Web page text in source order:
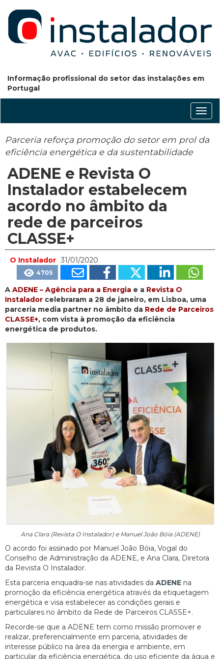
Informação profissional do setor das instalações em
Portugal
Parceria reforça promoção do setor em prol da
eficiência energética e da sustentabilidade
ADENE e Revista O
Instalador estabelecem
acordo no âmbito da
rede de parceiros
CLASSE+
O Instalador 31/01/2020
4705
A ADENE – Agência para a Energia e a Revista O
Instalador celebraram a 28 de janeiro, em Lisboa, uma
parceria media partner no âmbito da Rede de Parceiros
CLASSE+, com vista à promoção da eficiência
energética de produtos.
Ana Clara (Revista O Instalador) e Manuel João Bóia (ADENE)
O acordo foi assinado por Manuel João Bóia, Vogal do
Conselho de Administração da ADENE, e Ana Clara, Diretora
da Revista O Instalador.
Esta parceria enquadra-se nas atividades da ADENE na
promoção da eficiência energética através da etiquetagem
energética e visa estabelecer as condições gerais e
particulares no âmbito da Rede de Parceiros CLASSE+.
Recorde-se que a ADENE tem como missão promover e
realizar, preferencialmente em parceria, atividades de
interesse público na área da energia e ambiente, em
particular da eficiência energética, do uso eficiente da água e